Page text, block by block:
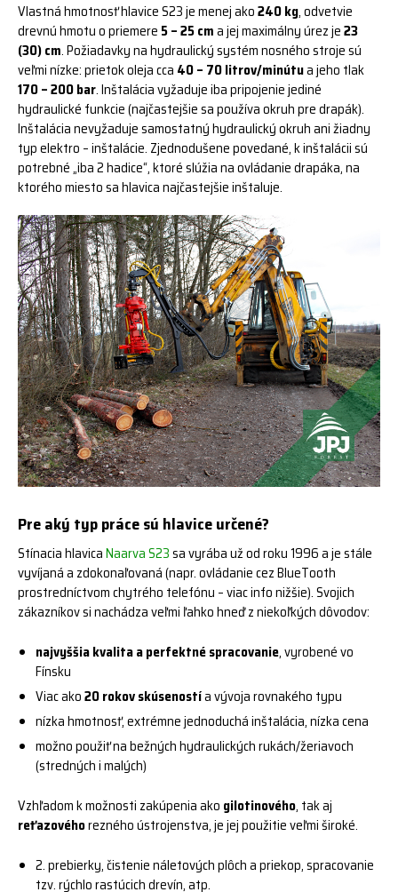
Vlastná hmotnosť hlavice S23 je menej ako240 kg, odvetvie
drevnú hmotu o priemere 5 – 25 cma jej maximálny úrez je23
(30) cm. Požiadavky na hydraulický systém nosného stroje sú
veľmi nízke: prietok oleja cca 40 – 70 litrov/minútua jeho tlak
170 – 200 bar. Inštalácia vyžaduje iba pripojenie jediné
hydraulické funkcie (najčastejšie sa používa okruh pre drapák).
Inštalácia nevyžaduje samostatný hydraulický okruh ani žiadny
typ elektro – inštalácie. Zjednodušene povedané, k inštalácii sú
potrebné „iba 2 hadice“, ktoré slúžia na ovládanie drapáka, na
ktorého miesto sa hlavica najčastejšie inštaluje.
Pre aký typ práce sú hlavice určené?
Stínacia hlavicaNaarva S23sa vyrába už od roku 1996 a je stále
vyvíjaná a zdokonaľovaná (napr. ovládanie cez BlueTooth
prostredníctvom chytrého telefónu – viac info nižšie). Svojich
zákazníkov si nachádza veľmi ľahko hneď z niekoľkých dôvodov:
najvyššia kvalita a perfektné spracovanie, vyrobené vo
Fínsku
Viac ako20 rokov skúsenostía vývoja rovnakého typu
nízka hmotnosť, extrémne jednoduchá inštalácia, nízka cena
možno použiť na bežných hydraulických rukách/žeriavoch
(stredných i malých)
Vzhľadom k možnosti zakúpenia ako gilotinového, tak aj
reťazovéhorezného ústrojenstva, je jej použitie veľmi široké.
2. prebierky, čistenie náletových plôch a priekop, spracovanie
tzv. rýchlo rastúcich drevín, atp.